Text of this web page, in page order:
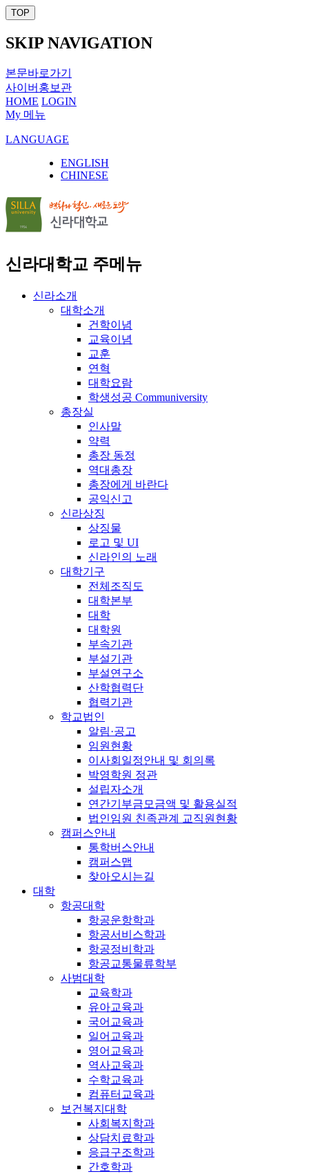
TOP
SKIP NAVIGATION
본문바로가기
사이버홍보관
HOME LOGIN
My 메뉴
LANGUAGE
ENGLISH
CHINESE
신라대학교 주메뉴
신라소개
대학소개
건학이념
교육이념
교훈
연혁
대학요람
학생성공 Communiversity
총장실
인사말
약력
총장 동정
역대총장
총장에게 바란다
공익신고
신라상징
상징물
로고 및 UI
신라인의 노래
대학기구
전체조직도
대학본부
대학
대학원
부속기관
부설기관
부설연구소
산학협력단
협력기관
학교법인
알림·공고
임원현황
이사회일정안내 및 회의록
박영학원 정관
설립자소개
연간기부금모금액 및 활용실적
법인임원 친족관계 교직원현황
캠퍼스안내
통학버스안내
캠퍼스맵
찾아오시는길
대학
항공대학
항공운항학과
항공서비스학과
항공정비학과
항공교통물류학부
사범대학
교육학과
유아교육과
국어교육과
일어교육과
영어교육과
역사교육과
수학교육과
컴퓨터교육과
보건복지대학
사회복지학과
상담치료학과
응급구조학과
간호학과